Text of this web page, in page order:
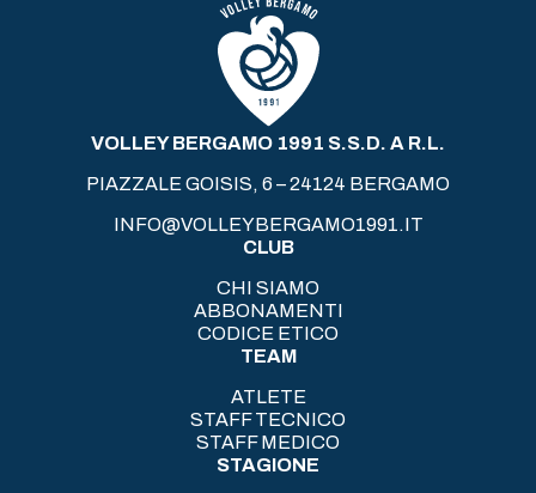
VOLLEY BERGAMO 1991 S.S.D. A R.L.
PIAZZALE GOISIS, 6 – 24124 BERGAMO
INFO@VOLLEYBERGAMO1991.IT
CLUB
CHI SIAMO
ABBONAMENTI
CODICE ETICO
TEAM
ATLETE
STAFF TECNICO
STAFF MEDICO
STAGIONE